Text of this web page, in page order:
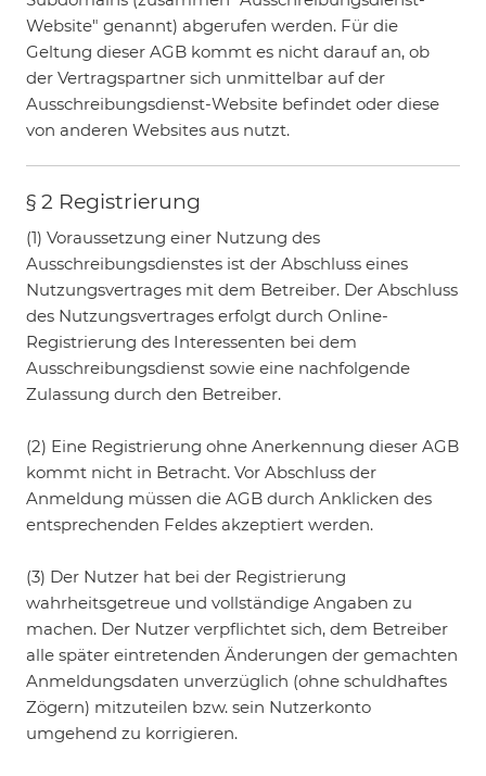
Website" genannt) abgerufen werden. Für die
Geltung dieser AGB kommt es nicht darauf an, ob
der Vertragspartner sich unmittelbar auf der
Ausschreibungsdienst-Website befindet oder diese
von anderen Websites aus nutzt.
§ 2 Registrierung
(1) Voraussetzung einer Nutzung des
Ausschreibungsdienstes ist der Abschluss eines
Nutzungsvertrages mit dem Betreiber. Der Abschluss
des Nutzungsvertrages erfolgt durch Online-
Registrierung des Interessenten bei dem
Ausschreibungsdienst sowie eine nachfolgende
Zulassung durch den Betreiber.
(2) Eine Registrierung ohne Anerkennung dieser AGB
kommt nicht in Betracht. Vor Abschluss der
Anmeldung müssen die AGB durch Anklicken des
entsprechenden Feldes akzeptiert werden.
(3) Der Nutzer hat bei der Registrierung
wahrheitsgetreue und vollständige Angaben zu
machen. Der Nutzer verpflichtet sich, dem Betreiber
alle später eintretenden Änderungen der gemachten
Anmeldungsdaten unverzüglich (ohne schuldhaftes
Zögern) mitzuteilen bzw. sein Nutzerkonto
umgehend zu korrigieren.